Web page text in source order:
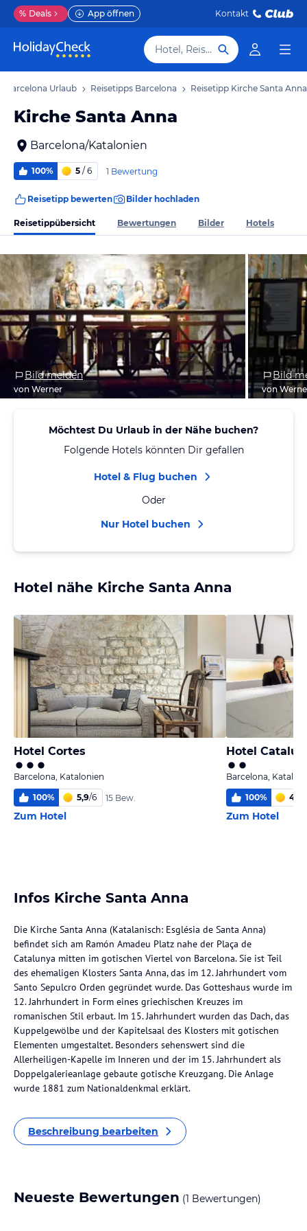
% Deals App öffnen Kontakt
Hotel, Reiseziel
Barcelona Urlaub Reisetipps Barcelona Reisetipp Kirche Santa Anna
Kirche Santa Anna
Barcelona/Katalonien
100% 5 / 6 1 Bewertung
Reisetipp bewerten Bilder hochladen
Reisetippübersicht Bewertungen Bilder Hotels
Bild melden
von Werner
Bild
von
Möchtest Du Urlaub in der Nähe buchen?
Folgende Hotels könnten Dir gefallen
Hotel & Flug buchen
Oder
Nur Hotel buchen
Hotel nähe Kirche Santa Anna
Hotel Cortes
Barcelona, Katalonien
100% 5,9/6 15 Bew.
Zum Hotel
Hotel
Barcelona,
100% 4,1
Zum Hotel
Infos Kirche Santa Anna
Die Kirche Santa Anna (Katalanisch: Església de Santa Anna)
befindet sich am Ramón Amadeu Platz nahe der Plaça de
Catalunya mitten im gotischen Viertel von Barcelona. Sie ist Teil
des ehemaligen Klosters Santa Anna, das im 12. Jahrhundert vom
Santo Sepulcro Orden gegründet wurde. Das Gotteshaus wurde im
12. Jahrhundert in Form eines griechischen Kreuzes im
romanischen Stil erbaut. Im 15. Jahrhundert wurden das Dach, das
Kuppelgewölbe und der Kapitelsaal des Klosters mit gotischen
Elementen umgestaltet. Besonders sehenswert sind die
Allerheiligen-Kapelle im Inneren und der im 15. Jahrhundert als
Doppelgalerieanlage gebaute gotische Kreuzgang. Die Anlage
wurde 1881 zum Nationaldenkmal erklärt.
Beschreibung bearbeiten
Neueste Bewertungen (1 Bewertungen)